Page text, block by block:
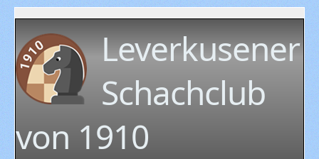
Leverkusener
Schachclub
von 1910